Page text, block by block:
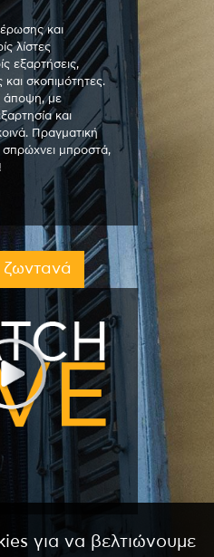
και
λίστες
εξαρτήσεις,
σκοπιμότητες.
άποψη, με
και
Πραγματική
μπροστά,
για να βελτιώνουμε